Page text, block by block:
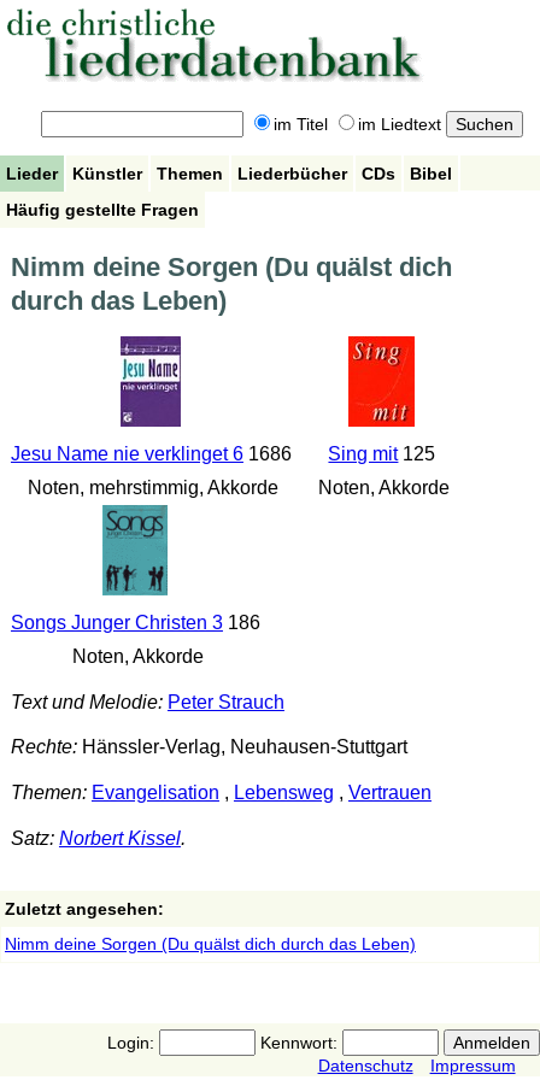
im Titel im Liedtext
Lieder Künstler Themen Liederbücher CDs
Bibel
Häufig gestellte Fragen
Nimm deine Sorgen (Du quälst dich
durch das Leben)
Jesu Name nie verklinget 61686
Noten, mehrstimmig, Akkorde
Sing mit125
Noten, Akkorde
Songs Junger Christen 3186
Noten, Akkorde
Text und Melodie: Peter Strauch
Rechte:Hänssler-Verlag, Neuhausen-Stuttgart
Themen: Evangelisation , Lebensweg , Vertrauen
Satz: Norbert Kissel.
Zuletzt angesehen:
Nimm deine Sorgen (Du quälst dich durch das Leben)
Login:
Kennwort:
Datenschutz
Impressum